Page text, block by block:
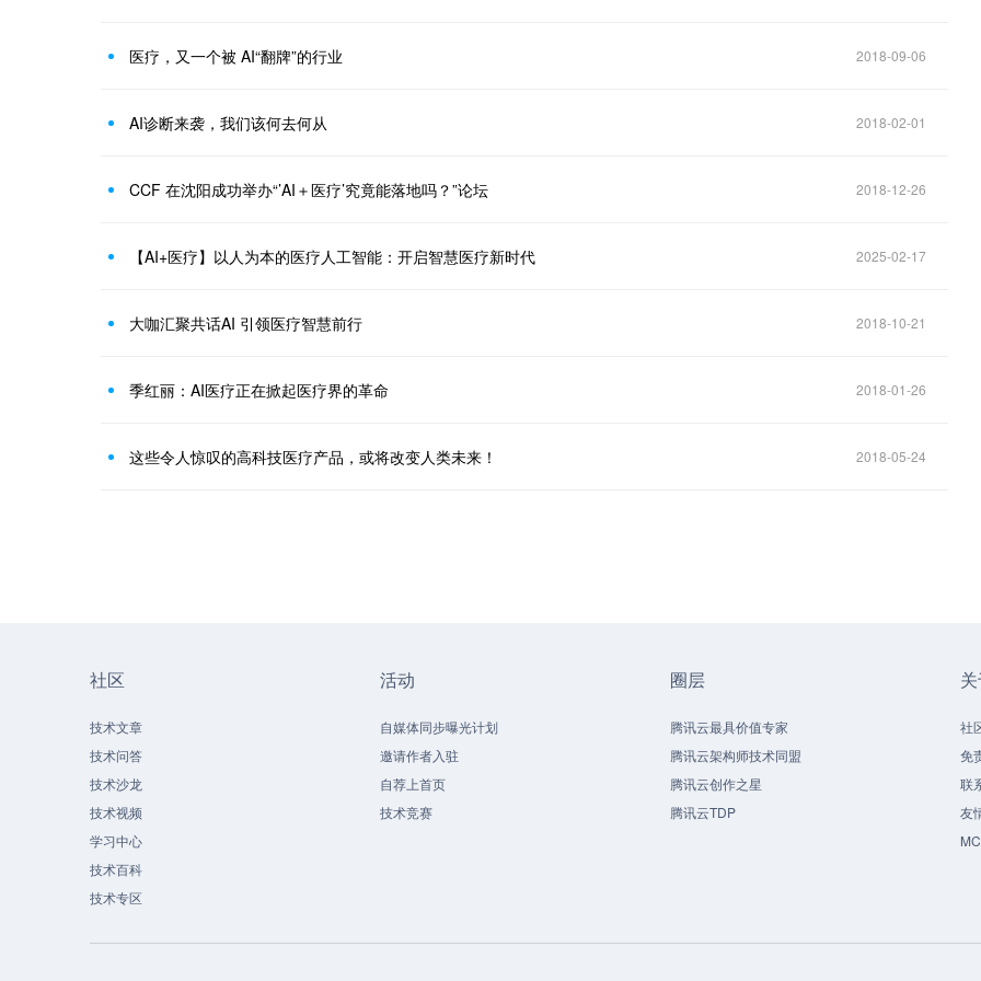
医疗，又一个被 AI“翻牌”的行业 2018-09-06
AI诊断来袭，我们该何去何从 2018-02-01
CCF 在沈阳成功举办“’AI＋医疗’究竟能落地吗？”论坛 2018-12-26
【AI+医疗】以人为本的医疗人工智能：开启智慧医疗新时代 2025-02-17
大咖汇聚共话AI 引领医疗智慧前行 2018-10-21
季红丽：AI医疗正在掀起医疗界的革命 2018-01-26
这些令人惊叹的高科技医疗产品，或将改变人类未来！ 2018-05-24
社区
技术文章
技术问答
技术沙龙
技术视频
学习中心
技术百科
技术专区
活动
自媒体同步曝光计划
邀请作者入驻
自荐上首页
技术竞赛
圈层
腾讯云最具价值专家
腾讯云架构师技术同盟
腾讯云创作之星
腾讯云TDP
社
免
联
友